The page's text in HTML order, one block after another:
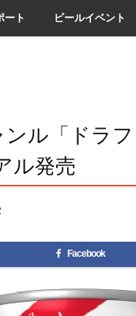
ート ビールイベント
ル「ドラ
ル発売
Facebook